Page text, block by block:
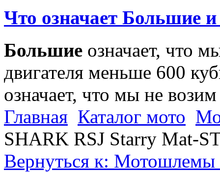
Что означает Большие
Большие означает, что
двигателя меньше 600
означает, что мы не
Главная Каталог мото
SHARK RSJ Starry Mat-
Вернуться к: Мотошлемы